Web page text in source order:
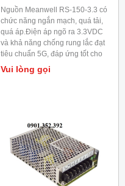
Nguồn Meanwell RS-150-3.3 có
chức năng ngắn mạch, quá tải,
quá áp.Điện áp ngõ ra 3.3VDC
và khả năng chống rung lắc đạt
tiêu chuẩn 5G, đáp ứng tốt cho
tất cả các máy công nghiệp có
độ rung lắc mạnh.
Vui lòng gọi